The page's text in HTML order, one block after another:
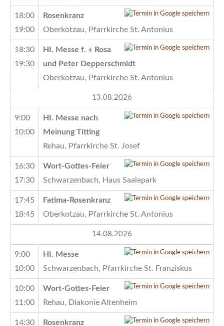
18:00
19:00
Rosenkranz
Oberkotzau, Pfarrkirche St. Antonius
18:30
19:30
HI. Messe f. + Rosa
und Peter Depperschmidt
Oberkotzau, Pfarrkirche St. Antonius
13.08.2026
9:00
10:00
HI. Messe nach
Meinung Titting
Rehau, Pfarrkirche St. Josef
16:30
17:30
Wort-Gottes-Feier
Schwarzenbach, Haus Saalepark
17:45
18:45
Fatima-Rosenkranz
Oberkotzau, Pfarrkirche St. Antonius
14.08.2026
9:00
10:00
HI. Messe
Schwarzenbach, Pfarrkirche St. Franziskus
10:00
11:00
Wort-Gottes-Feier
Rehau, Diakonie Altenheim
14:30 Rosenkranz